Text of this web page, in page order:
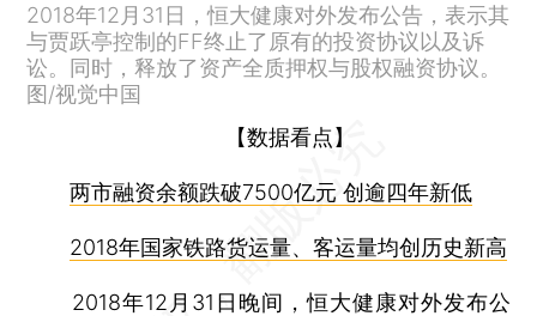
2018年12月31日，恒大健康对外发布公告，表示其
与贾跃亭控制的FF终止了原有的投资协议以及诉
讼。同时，释放了资产全质押权与股权融资协议。
图/视觉中国
【数据看点】
两市融资余额跌破7500亿元 创逾四年新低
2018年国家铁路货运量、客运量均创历史新高
2018年12月31日晚间，恒大健康对外发布公